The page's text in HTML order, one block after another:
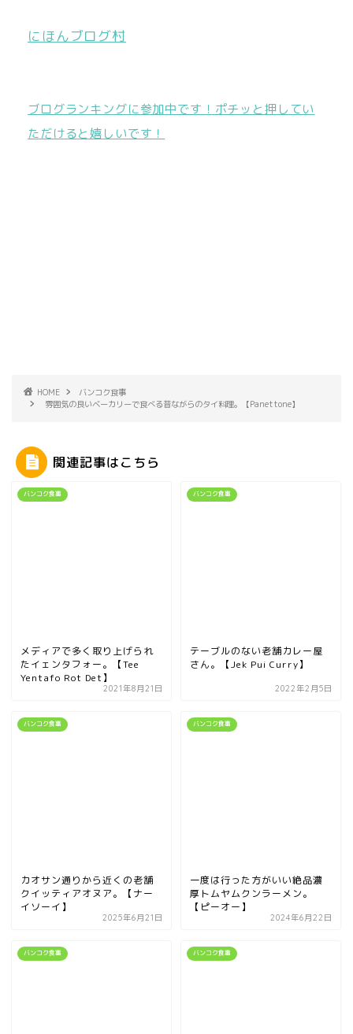
にほんブログ村
ブログランキングに参加中です！ポチッと押してい
ただけると嬉しいです！
HOME
バンコク食事
雰囲気の良いベーカリーで食べる昔ながらのタイ料理。【Panettone】
関連記事はこちら
バンコク食事
メディアで多く取り上げられ
たイェンタフォー。【Tee
Yentafo Rot Det】
2021年8月21日
バンコク食事
テーブルのない老舗カレー屋
さん。【Jek Pui Curry】
2022年2月5日
バンコク食事
カオサン通りから近くの老舗
クイッティアオヌア。【ナー
イソーイ】
2025年6月21日
バンコク食事
一度は行った方がいい絶品濃
厚トムヤムクンラーメン。
【ピーオー】
2024年6月22日
バンコク食事 バンコク食事